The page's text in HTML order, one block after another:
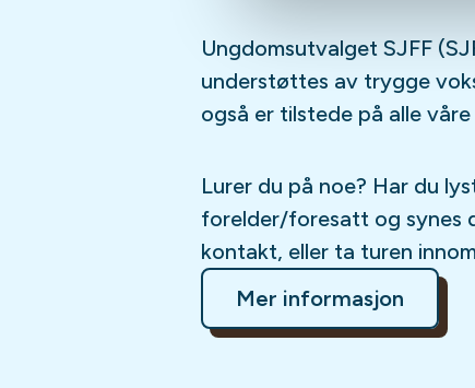
Ungdomsutvalget SJFF
understøttes av trygge
også er tilstede på alle
Lurer du på noe? Har du
forelder/foresatt og synes
kontakt, eller ta turen
Mer informasjon